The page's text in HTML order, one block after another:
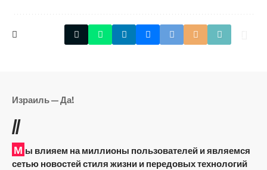
Израиль — Да!
//
М ы влияем на миллионы пользователей и являемся
сетью новостей стиля жизни и передовых технологий